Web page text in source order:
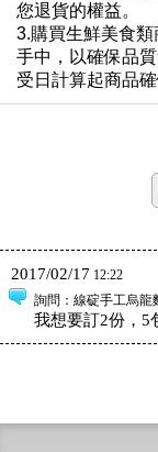
您退貨的權益。
3.購買生鮮美食
手中，以確保品
受日計算起商品
2017/02/17 12:22
詢問 ：線碇手工烏龍
我想要訂2份，5